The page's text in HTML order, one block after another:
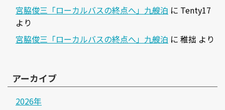
宮脇俊三「ローカルバスの終点へ」九艘泊 に Tenty17
より
宮脇俊三「ローカルバスの終点へ」九艘泊 に 稚拙 より
アーカイブ
2026年